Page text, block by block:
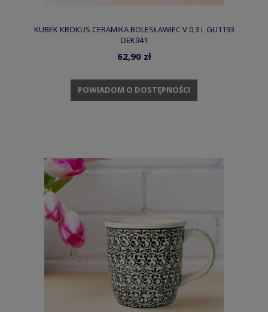
KUBEK KROKUS CERAMIKA BOLESŁAWIEC V 0,3 L GU1193
DEK941
62,90 zł
POWIADOM O DOSTĘPNOŚCI